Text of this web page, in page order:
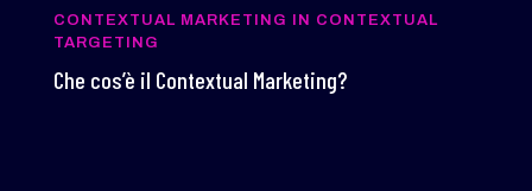
CONTEXTUAL MARKETING IN CONTEXTUAL
TARGETING
Che cos’è il Contextual Marketing?